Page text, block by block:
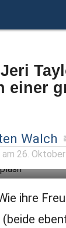
einer
Walch
26.
ihre